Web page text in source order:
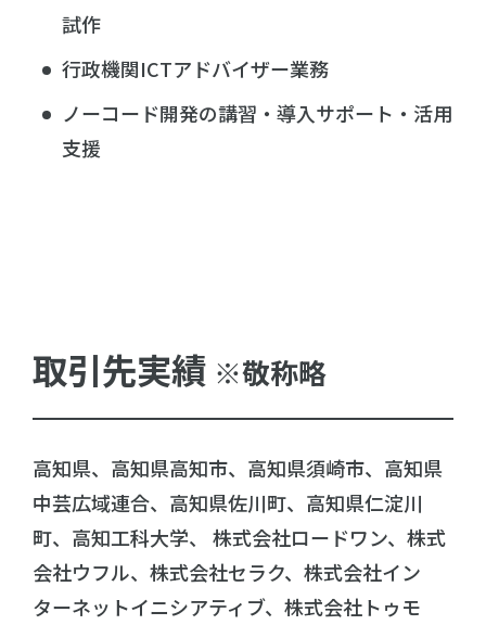
試作
行政機関ICTアドバイザー業務
ノーコード開発の講習・導入サポート・活用
支援
取引先実績 ※敬称略
高知県、高知県高知市、高知県須崎市、高知県
中芸広域連合、高知県佐川町、高知県仁淀川
町、高知工科大学、 株式会社ロードワン、株式
会社ウフル、株式会社セラク、株式会社イン
ターネットイニシアティブ、株式会社トゥモ